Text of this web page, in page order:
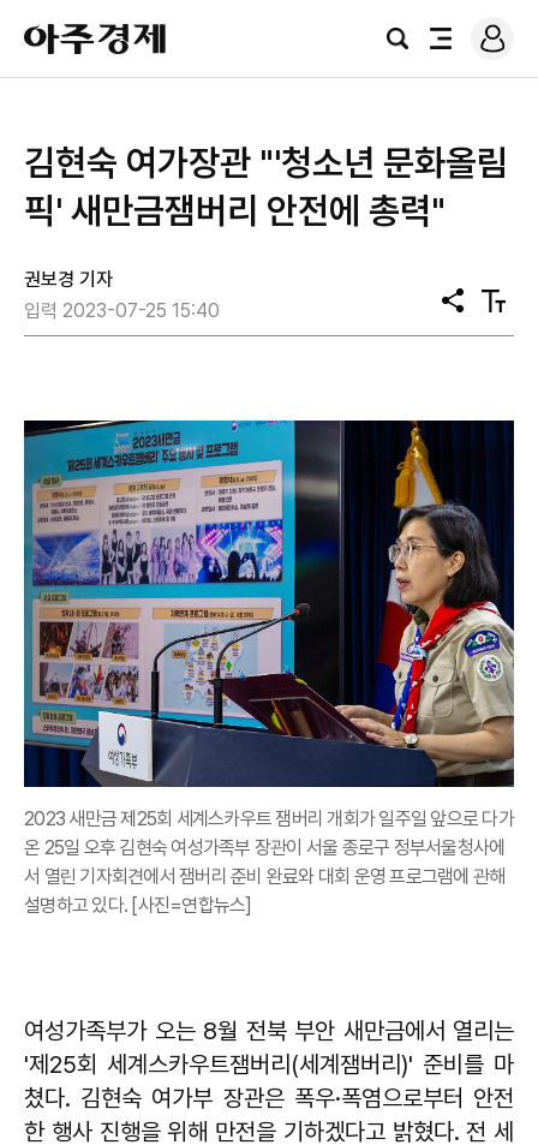
아
주
경
검
전
로
그
김현숙 여가장관 "'청소년 문화올림
픽' 새만금잼버리 안전에 총력"
권보경 기자
입력 2023-07-25 15:40
공
유
텍
스
2023 새만금 제25회 세계스카우트 잼버리 개회가 일주일 앞으로 다가
온 25일 오후 김현숙 여성가족부 장관이 서울 종로구 정부서울청사에
서 열린 기자회견에서 잼버리 준비 완료와 대회 운영 프로그램에 관해
설명하고 있다. [사진=연합뉴스]
여성가족부가 오는 8월 전북 부안 새만금에서 열리는
'제25회 세계스카우트잼버리(세계잼버리)' 준비를 마
쳤다. 김현숙 여가부 장관은 폭우·폭염으로부터 안전
한 행사 진행을 위해 만전을 기하겠다고 밝혔다. 전 세